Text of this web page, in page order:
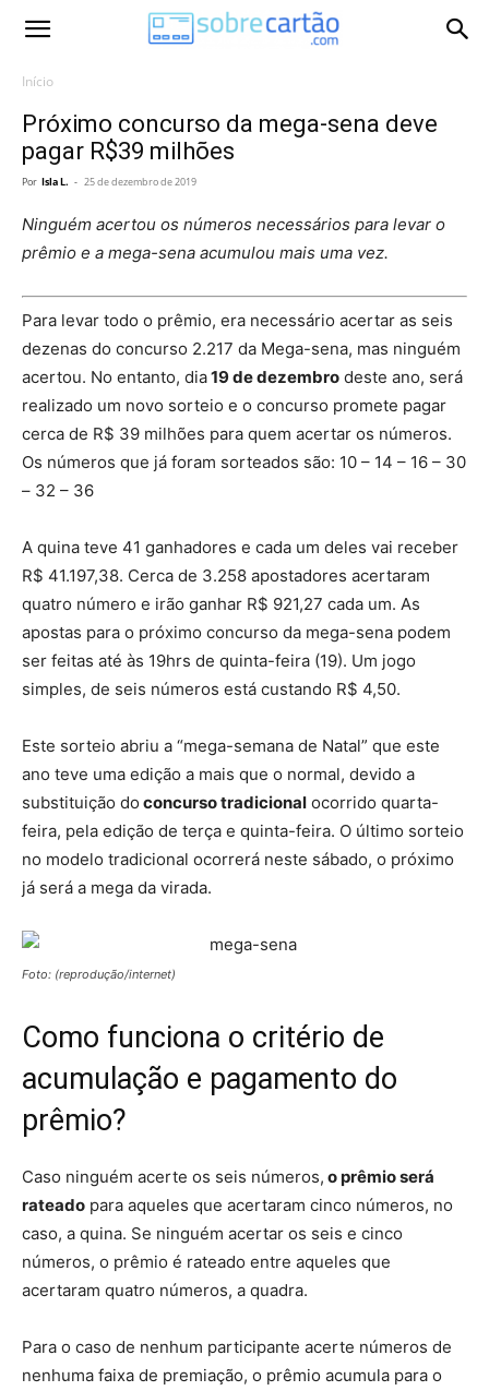
Início
Próximo concurso da mega-sena deve
pagar R$39 milhões
Por Isla L. - 25 de dezembro de 2019
Ninguém acertou os números necessários para levar o
prêmio e a mega-sena acumulou mais uma vez.
Para levar todo o prêmio, era necessário acertar as seis
dezenas do concurso 2.217 da Mega-sena, mas ninguém
acertou. No entanto, dia19 de dezembro deste ano, será
realizado um novo sorteio e o concurso promete pagar
cerca de R$ 39 milhões para quem acertar os números.
Os números que já foram sorteados são: 10 – 14 – 16 – 30
– 32 – 36
A quina teve 41 ganhadores e cada um deles vai receber
R$ 41.197,38. Cerca de 3.258 apostadores acertaram
quatro número e irão ganhar R$ 921,27 cada um. As
apostas para o próximo concurso da mega-sena podem
ser feitas até às 19hrs de quinta-feira (19). Um jogo
simples, de seis números está custando R$ 4,50.
Este sorteio abriu a “mega-semana de Natal” que este
ano teve uma edição a mais que o normal, devido a
substituição do concurso tradicional ocorrido quarta-
feira, pela edição de terça e quinta-feira. O último sorteio
no modelo tradicional ocorrerá neste sábado, o próximo
já será a mega da virada.
Foto: (reprodução/internet)
Como funciona o critério de
acumulação e pagamento do
prêmio?
Caso ninguém acerte os seis números, o prêmio será
rateado para aqueles que acertaram cinco números, no
caso, a quina. Se ninguém acertar os seis e cinco
números, o prêmio é rateado entre aqueles que
acertaram quatro números, a quadra.
Para o caso de nenhum participante acerte números de
nenhuma faixa de premiação, o prêmio acumula para o